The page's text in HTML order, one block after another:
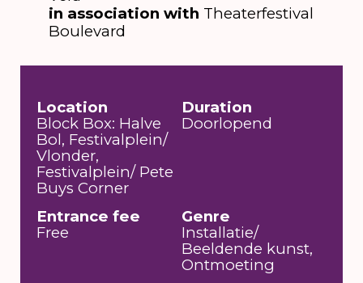
in association with Theaterfestival
Boulevard
Location
Block Box: Halve
Bol, Festivalplein/
Vlonder,
Festivalplein/ Pete
Buys Corner
Duration
Doorlopend
Entrance fee
Free
Genre
Installatie/
Beeldende kunst,
Ontmoeting